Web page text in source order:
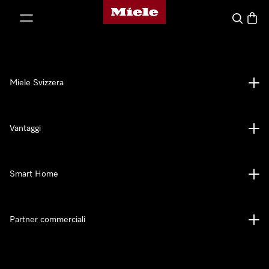
Homepage di Miele
Cerca
Miele Svizzera
Vantaggi
Smart Home
Partner commerciali